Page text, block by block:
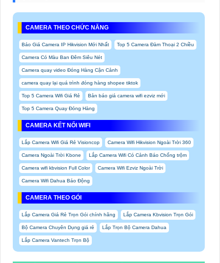
CAMERA THEO CHỨC NĂNG
Báo Giá Camera IP Hikvision Mới Nhất Top 5 Camera Đàm Thoại 2 Chiều
Camera Có Màu Ban Đêm Siêu Nét
Camera quay video Đóng Hàng Cận Cảnh
camera quay lại quá trình đóng hàng shopee tiktok
Top 5 Camera Wifi Giá Rẻ Bản báo giá camera wifi ezviz mới
Top 5 Camera Quay Đóng Hàng
CAMERA KẾT NỐI WIFI
Lắp Camera Wifi Giá Rẻ Visioncop Camera Wifi Hikvision Ngoài Trời 360
Camera Ngoài Trời Kbone Lắp Camera Wifi Có Cảnh Báo Chống trộm
Camera wifi kbvision Full Color Camera Wifi Ezviz Ngoài Trời
Camera Wifi Dahua Báo Động
CAMERA THEO GÓI
Lắp Camera Giá Rẻ Trọn Gói chính hãng Lắp Camera Kbvision Trọn Gói
Bộ Camera Chuyên Dụng giá rẻ Lắp Trọn Bộ Camera Dahua
Lắp Camera Vantech Trọn Bộ